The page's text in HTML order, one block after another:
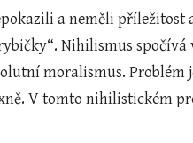
a neměli příležitost
Nihilismus spočívá
moralismus. Problém
V tomto nihilistickém